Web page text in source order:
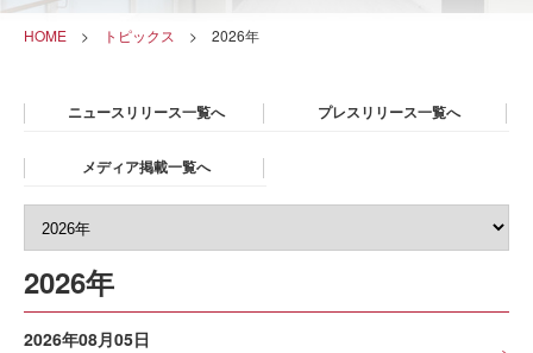
HOME > トピックス > 2026年
ニュースリリース一覧へ プレスリリース一覧へ
メディア掲載一覧へ
2026年
2026年08月05日